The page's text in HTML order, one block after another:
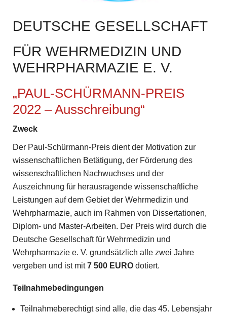
DEUTSCHE GESELLSCHAFT
FÜR WEHRMEDIZIN UND
WEHRPHARMAZIE E. V.
„PAUL-SCHÜRMANN-PREIS
2022 – Ausschreibung“
Zweck
Der Paul-Schürmann-Preis dient der Motivation zur
wissenschaftlichen Betätigung, der Förderung des
wissenschaftlichen Nachwuchses und der
Auszeichnung für herausragende wissenschaftliche
Leistungen auf dem Gebiet der Wehrmedizin und
Wehrpharmazie, auch im Rahmen von Dissertationen,
Diplom- und Master-Arbeiten. Der Preis wird durch die
Deutsche Gesellschaft für Wehrmedizin und
Wehrpharmazie e. V. grundsätzlich alle zwei Jahre
vergeben und ist mit7 500 EURO dotiert.
Teilnahmebedingungen
Teilnahmeberechtigt sind alle, die das 45. Lebensjahr